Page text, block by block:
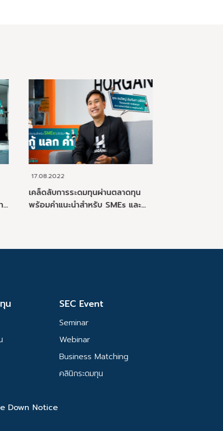
ละ
22.03.2022
รู้จักการระดมทุนแบบ “SME-PO”
ทางเลือกเสริมการเติบโตของ SME
น SEC Event
Seminar
Webinar
Business Matching
คลินิกระดมทุน
Down Notice